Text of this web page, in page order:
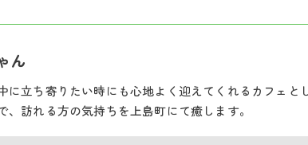
ん
立ち寄りたい時にも心地よく迎えてくれるカフェと
訪れる方の気持ちを上島町にて癒します。